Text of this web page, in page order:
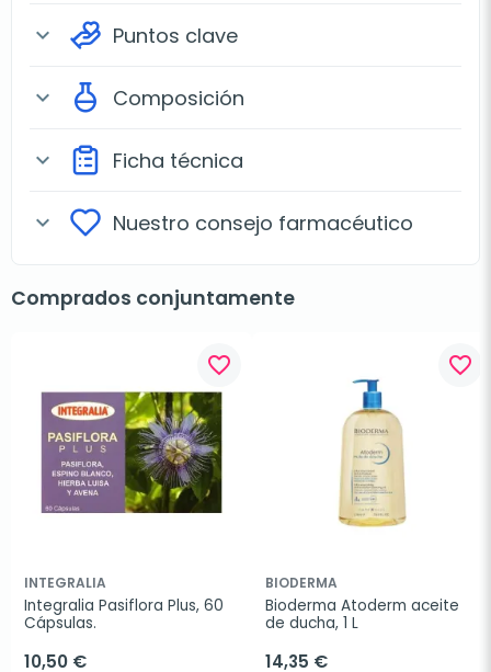
expand_more Puntos clave
expand_more Composición
expand_more Ficha técnica
expand_more Nuestro consejo farmacéutico
Comprados conjuntamente
favorite_border
INTEGRALIA
Integralia Pasiflora Plus, 60
Cápsulas.
10,50 €
favorite_border
BIODERMA
Bioderma Atoderm aceite
de ducha, 1 L
14,35 €